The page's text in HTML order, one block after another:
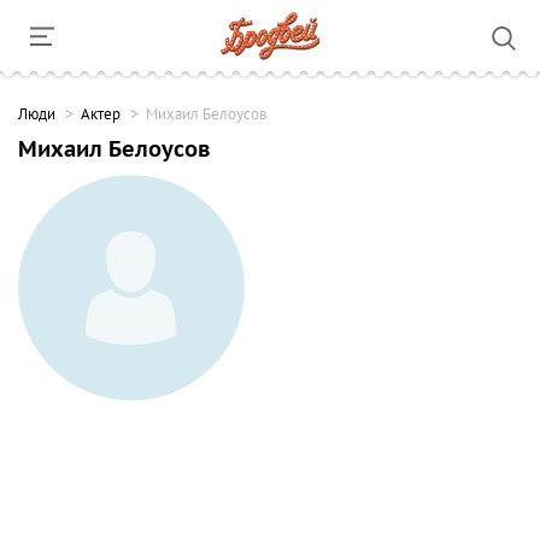
Люди Актер Михаил Белоусов
Михаил Белоусов